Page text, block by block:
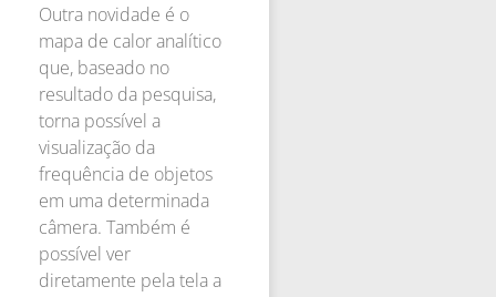
Outra novidade é o
mapa de calor analítico
que, baseado no
resultado da pesquisa,
torna possível a
visualização da
frequência de objetos
em uma determinada
câmera. Também é
possível ver
diretamente pela tela a